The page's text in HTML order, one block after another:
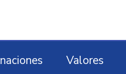
Valores